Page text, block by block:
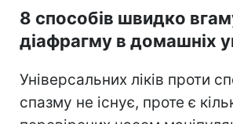
8 способів швидко
діафрагму в домашніх
Універсальних ліків проти
спазму не існує, проте є